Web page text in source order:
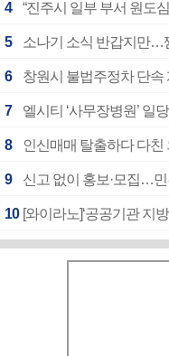
4 “진주시 일부 부서 원도
5 소나기 소식 반갑지만…
6 창원시 불법주정차 단속
7 엘시티 ‘사무장병원’
8 인신매매 탈출하다 다친
9 신고 없이 홍보·모집…
10 [와이라노]‘공공기관 지